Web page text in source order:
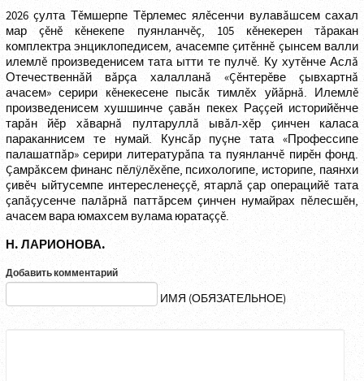
2026 çулта Тĕмшерпе Тĕрлемес ялĕсенчи вулавăшсем сахал
мар çĕнĕ кĕнекепе пуянланчĕç, 105 кĕнекерен тăракан
комплектра энциклопедисем, ачасемпе çитĕннĕ çынсем валли
илемлĕ произведенисем тата ытти те пулчĕ. Ку хутĕнче Аслă
Отечественнăй вăрçа халалланă «Çĕнтерĕве çывхартнă
ачасем» серири кĕнекесене пысăк тимлĕх уйăрнă. Илемлĕ
произведенисем хушшинче çавăн пекех Раççей историйĕнче
тарăн йĕр хăварнă пултаруллă ывăл-хĕр çинчен каласа
параканнисем те нумай. Кунсăр пуçне тата «Профессипе
палашатпăр» серири литературăпа та пуянланчĕ пирĕн фонд.
Çамрăксем финанс пĕлÿлĕхĕпе, психологипе, историпе, паянхи
çивĕч ыйтусемпе интересленеççĕ, ятарлă çар операцийĕ тата
çапăçусенче палăрнă паттăрсем çинчен нумайрах пĕлесшĕн,
ачасем вара юмахсем вулама юратаççĕ.
Н. ЛАРИОНОВА.
Добавить комментарий
ИМЯ (ОБЯЗАТЕЛЬНОЕ)